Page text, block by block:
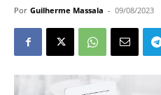
Por Guilherme Massala - 09/08/2023